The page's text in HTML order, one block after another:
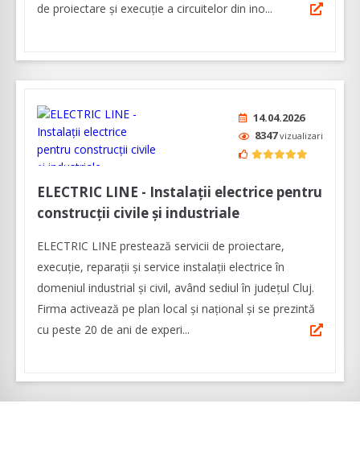
de proiectare și execuție a circuitelor din ino...
14.04.2026
8347vizualizari
ELECTRIC LINE - Instalații electrice pentru
construcții civile și industriale
ELECTRIC LINE prestează servicii de proiectare,
execuție, reparații și service instalații electrice în
domeniul industrial și civil, având sediul în judeţul Cluj.
Firma activează pe plan local și național și se prezintă
cu peste 20 de ani de experi...